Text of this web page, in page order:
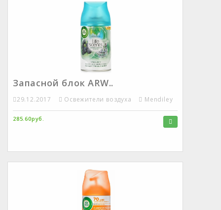
Запасной блок ARW..
29.12.2017 Освежители воздуха Mendiley
285.60руб.